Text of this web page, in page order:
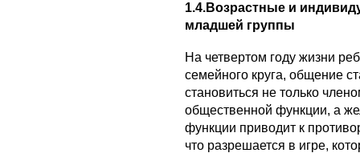
1.4.Возрастные и
младшей группы
На четвертом году жизни
семейного круга, общение
становиться не только
общественной функции, а
функции приводит к
что разрешается в игре,